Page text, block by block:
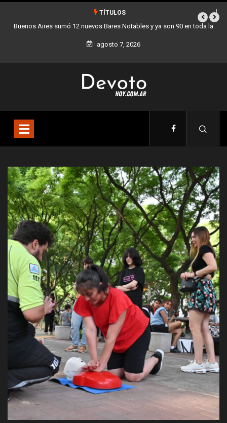
TÍTULOS
y ya son 90 en toda la Los stands móviles de la Ciudad llegan esta
agosto 7, 2026